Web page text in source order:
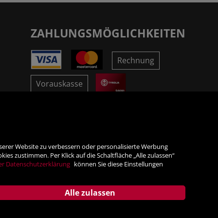
ZAHLUNGSMÖGLICHKEITEN
Rechnung
Vorauskasse
Website zu verbessern oder personalisierte Werbung
zustimmen. Per Klick auf die Schaltfläche „Alle zulassen“
Datenschutzerklärung können Sie diese Einstellungen
Alle zulassen